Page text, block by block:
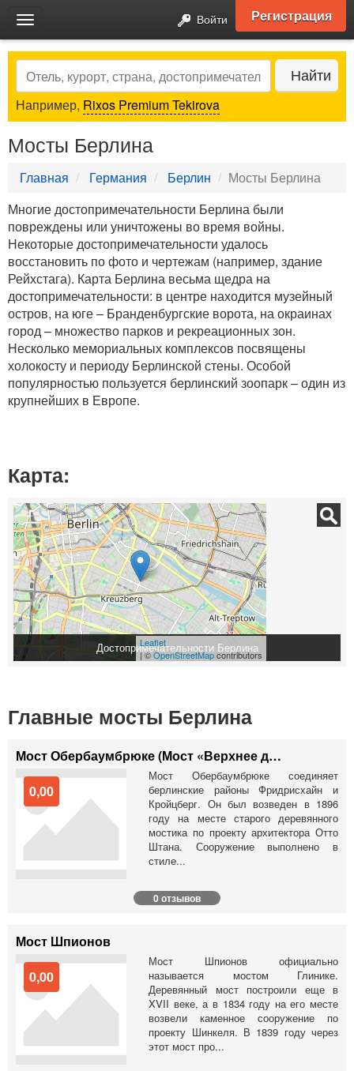
Toggle
navigation
Войти Регистрация
Search Найти
Например, Rixos Premium Tekirova
Мосты Берлина
Главная Германия Берлин
Мосты Берлина
Многие достопримечательности Берлина были
повреждены или уничтожены во время войны.
Некоторые достопримечательности удалось
восстановить по фото и чертежам (например, здание
Рейхстага). Карта Берлина весьма щедра на
достопримечательности: в центре находится музейный
остров, на юге – Бранденбургские ворота, на окраинах
город – множество парков и рекреационных зон.
Несколько мемориальных комплексов посвящены
холокосту и периоду Берлинской стены. Особой
популярностью пользуется берлинский зоопарк – один из
крупнейших в Европе.
Карта:
Leaflet
| ©OpenStreetMapcontributors
Достопримечательности Берлина
Главные мосты Берлина
Мост Обербаумбрюке (Мост «Верхнее дерево»)
0,00
Мост Обербаумбрюке соединяет
берлинские районы Фридрисхайн и
Кройцберг. Он был возведен в 1896
году на месте старого деревянного
мостика по проекту архитектора Отто
Штана. Сооружение выполнено в
стиле...
0 отзывов
Мост Шпионов
0,00
Мост Шпионов официально
называется мостом Глинике.
Деревянный мост построили еще в
XVII веке, а в 1834 году на его месте
возвели каменное сооружение по
проекту Шинкеля. В 1839 году через
этот мост про...